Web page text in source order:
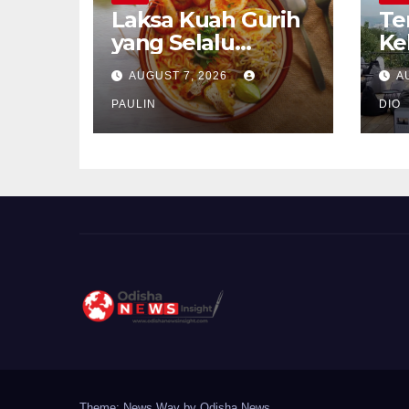
Laksa Kuah Gurih
yang Selalu
Dirindukan
AUGUST 7, 2026
PAULIN DIO